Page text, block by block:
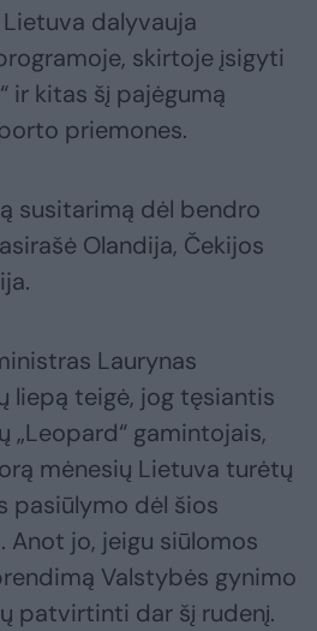
Lietuva dalyvauja
skirtoje įsigyti
ir kitas šį pajėgumą
priemones.
susitarimą dėl bendro
Olandija, Čekijos
Laurynas
liepą teigė, jog tęsiantis
„Leopard“ gamintojais,
mėnesių Lietuva turėtų
pasiūlymo dėl šios
Anot jo, jeigu siūlomos
Valstybės gynimo
patvirtinti dar šį rudenį.